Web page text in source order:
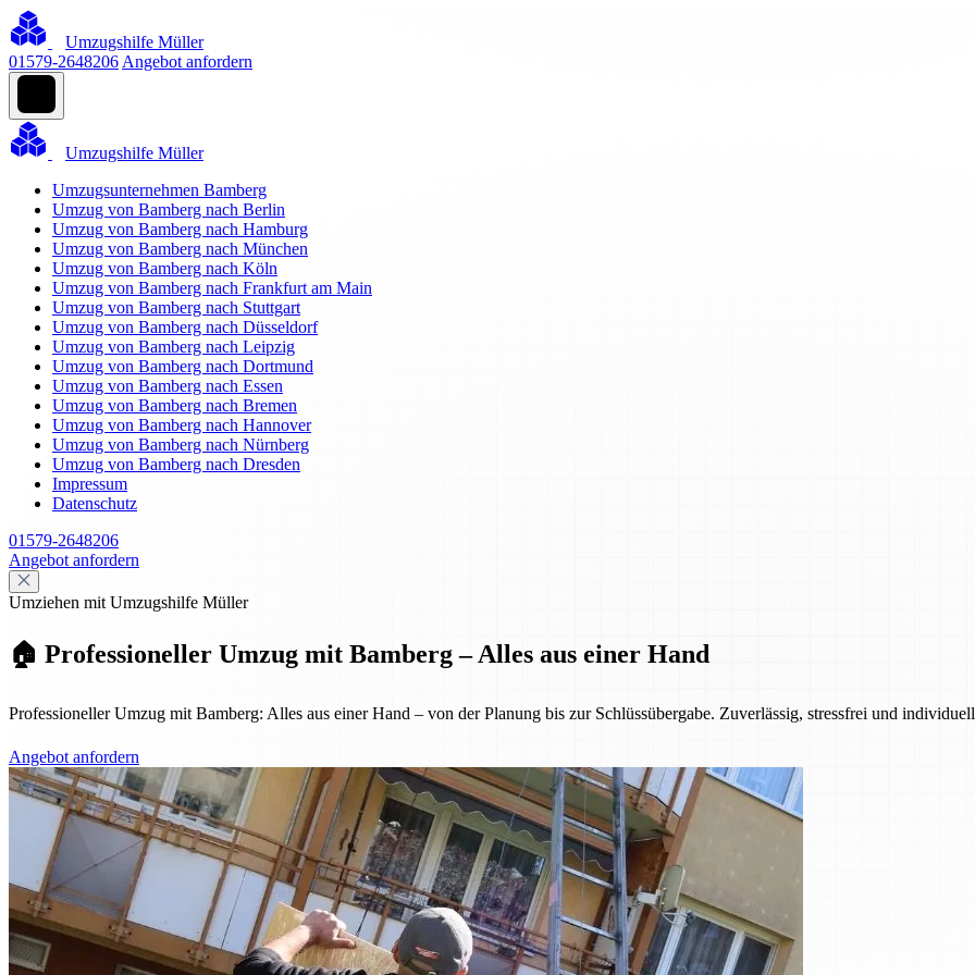
Umzugshilfe Müller
01579-2648206 Angebot anfordern
Umzugshilfe Müller
Umzugsunternehmen Bamberg
Umzug von Bamberg nach Berlin
Umzug von Bamberg nach Hamburg
Umzug von Bamberg nach München
Umzug von Bamberg nach Köln
Umzug von Bamberg nach Frankfurt am Main
Umzug von Bamberg nach Stuttgart
Umzug von Bamberg nach Düsseldorf
Umzug von Bamberg nach Leipzig
Umzug von Bamberg nach Dortmund
Umzug von Bamberg nach Essen
Umzug von Bamberg nach Bremen
Umzug von Bamberg nach Hannover
Umzug von Bamberg nach Nürnberg
Umzug von Bamberg nach Dresden
Impressum
Datenschutz
01579-2648206
Angebot anfordern
Umziehen mit Umzugshilfe Müller
🏠 Professioneller Umzug mit Bamberg – Alles aus einer Hand
Professioneller Umzug mit Bamberg: Alles aus einer Hand – von der Planung bis zur Schlüssübergabe. Zuverlässig, stressfrei und
Angebot anfordern